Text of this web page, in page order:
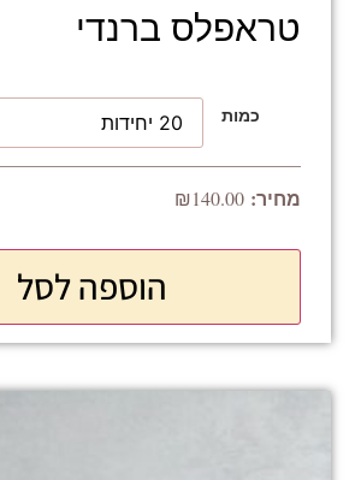
טראפלס ברנדי
כמות
₪140.00
הוספה לסל